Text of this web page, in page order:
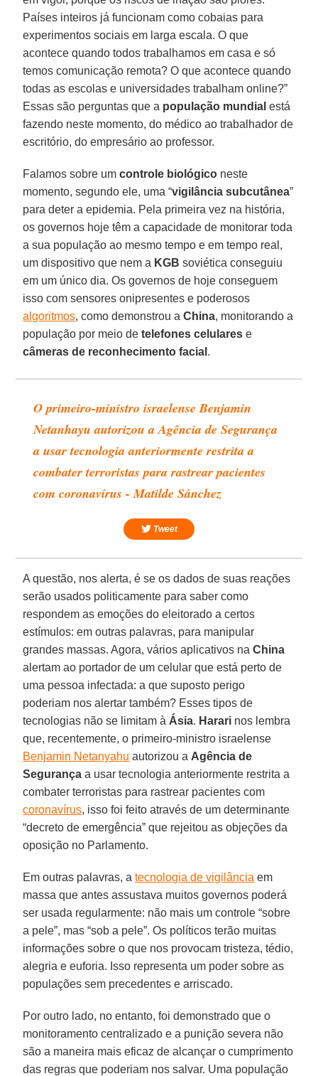
Países inteiros já funcionam como cobaias para
experimentos sociais em larga escala. O que
acontece quando todos trabalhamos em casa e só
temos comunicação remota? O que acontece quando
todas as escolas e universidades trabalham online?”
Essas são perguntas que a população mundial está
fazendo neste momento, do médico ao trabalhador de
escritório, do empresário ao professor.
Falamos sobre umcontrole biológico neste
momento, segundo ele, uma “vigilância subcutânea”
para deter a epidemia. Pela primeira vez na história,
os governos hoje têm a capacidade de monitorar toda
a sua população ao mesmo tempo e em tempo real,
um dispositivo que nem a KGB soviética conseguiu
em um único dia. Os governos de hoje conseguem
isso com sensores onipresentes e poderosos
algoritmos, como demonstrou aChina, monitorando a
população por meio de telefones celulares e
câmeras de reconhecimento facial .
O primeiro-ministro israelense Benjamin
Netanhayu autorizou a Agência de Segurança
a usar tecnologia anteriormente restrita a
combater terroristas para rastrear pacientes
com coronavírus - Matilde Sánchez
Tweet
A questão, nos alerta, é se os dados de suas reações
serão usados politicamente para saber como
respondem as emoções do eleitorado a certos
estímulos: em outras palavras, para manipular
grandes massas. Agora, vários aplicativos naChina
alertam ao portador de um celular que está perto de
uma pessoa infectada: a que suposto perigo
poderiam nos alertar também? Esses tipos de
tecnologias não se limitam à Ásia. Harari nos lembra
que, recentemente, o primeiro-ministro israelense
Benjamin Netanyahu autorizou a Agência de
Segurança a usar tecnologia anteriormente restrita a
combater terroristas para rastrear pacientes com
coronavírus, isso foi feito através de um determinante
“decreto de emergência” que rejeitou as objeções da
oposição no Parlamento.
Em outras palavras, atecnologia de vigilância em
massa que antes assustava muitos governos poderá
ser usada regularmente: não mais um controle “sobre
a pele”, mas “sob a pele”. Os políticos terão muitas
informações sobre o que nos provocam tristeza, tédio,
alegria e euforia. Isso representa um poder sobre as
populações sem precedentes e arriscado.
Por outro lado, no entanto, foi demonstrado que o
monitoramento centralizado e a punição severa não
são a maneira mais eficaz de alcançar o cumprimento
das regras que poderiam nos salvar. Uma população